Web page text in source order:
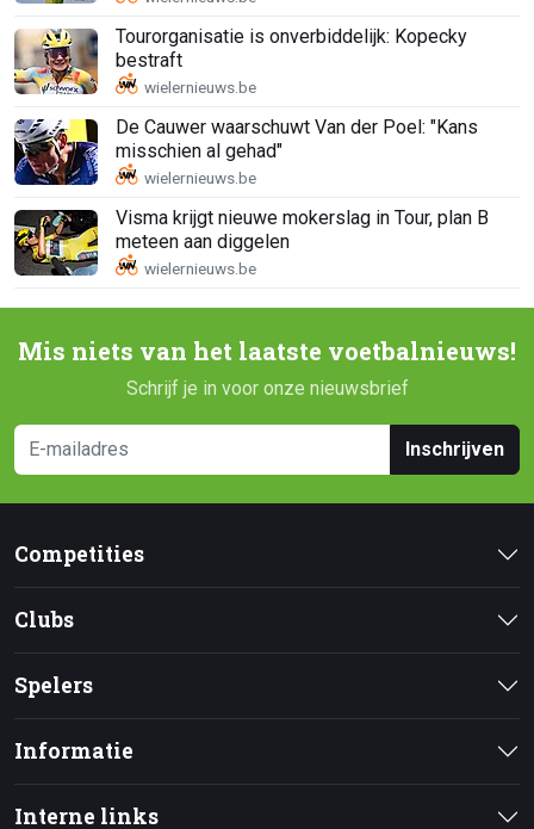
Tourorganisatie is onverbiddelijk: Kopecky
bestraft
De Cauwer waarschuwt Van der Poel: "Kans
misschien al gehad"
Visma krijgt nieuwe mokerslag in Tour, plan B
meteen aan diggelen
Mis niets van het laatste voetbalnieuws!
Schrijf je in voor onze nieuwsbrief
Inschrijven
Competities
Clubs
Spelers
Informatie
Interne links